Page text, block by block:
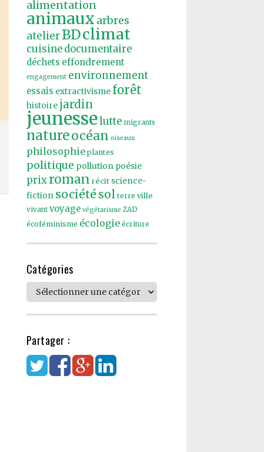
alimentation
animaux arbres
atelier BDclimat
cuisine documentaire
déchets effondrement
engagement environnement
essais extractivisme forêt
histoire jardin
jeunesselutte migrants
natureocéan oiseaux
philosophie plantes
politique pollution poésie
prix roman récit science-
fiction sociétésol terre ville
vivant voyage végétarisme ZAD
écoféminisme écologie écriture
Catégories
Catégories
Partager :